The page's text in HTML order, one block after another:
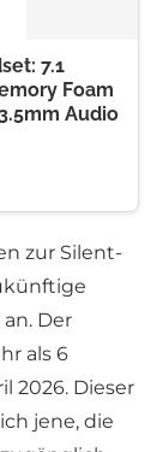
7.1
Foam
Audio
zur Silent-
Der
als 6
2026. Dieser
jene, die